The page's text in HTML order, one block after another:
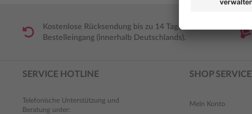
Kostenlose Rücksendung bis zu 14 Tage nach
Bestelleingang (innerhalb Deutschlands).
SERVICE HOTLINE
Telefonische Unterstützung und
Beratung unter:
SHOP SERVICE
Mein Konto